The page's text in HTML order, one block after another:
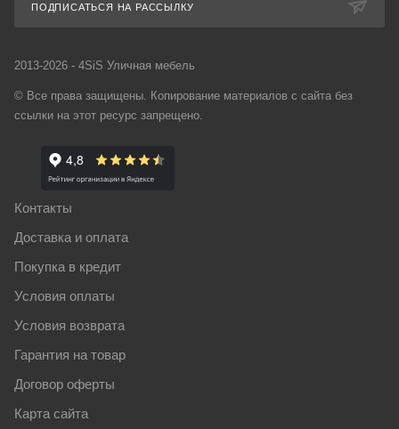
ПОДПИСАТЬСЯ НА РАССЫЛКУ
2013-2026 - 4SiS Уличная мебель
© Все права защищены. Копирование материалов с сайта без
ссылки на этот ресурс запрещено.
Контакты
Доставка и оплата
Покупка в кредит
Условия оплаты
Условия возврата
Гарантия на товар
Договор оферты
Карта сайта